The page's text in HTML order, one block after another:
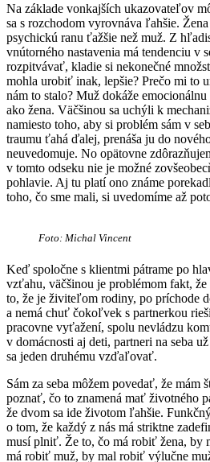
Na základe vonkajších ukazovateľov
sa s rozchodom vyrovnáva ľahšie.
psychickú ranu ťažšie než muž. Z
vnútorného nastavenia má tendenciu v
rozpitvávať, kladie si nekonečné
mohla urobiť inak, lepšie? Prečo mi to
nám to stalo? Muž dokáže
ako žena. Väčšinou sa uchýli k
namiesto toho, aby si problém sám v
traumu ťahá ďalej, prenáša ju do
neuvedomuje. No opätovne
v tomto odseku nie je možné
pohlavie. Aj tu platí ono známe
toho, čo sme mali, si uvedomíme až
Foto: Michal Vincent
Keď spoločne s klientmi pátrame po
vzťahu, väčšinou je problémom fakt,
to, že je živiteľom rodiny, po príchode
a nemá chuť čokoľvek s partnerkou
pracovne vyťažení, spolu nevládzu
v domácnosti aj deti, partneri na seba
sa jeden druhému vzďaľovať.
Sám za seba môžem povedať, že mám
poznať, čo to znamená mať životného
že dvom sa ide životom ľahšie.
o tom, že každý z nás má striktne
musí plniť. Že to, čo má robiť žena, by
má robiť muž, by mal robiť výlučne